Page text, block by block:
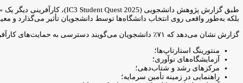
طبق گزارش پژوهش دانشجویی (IC3 Student Quest 2025)، کارآفرینی دیگر یک «فعالیت اضافی و دلخواه» نیست.
بلکه به‌طور واقعی روی انتخاب دانشگاه‌ها توسط دانشجویان تأثیر می‌گذارد
گزارش نشان می‌دهد که ۷۱٪ دانشجویان می‌گویند دسترسی به حمایت‌های کارآفرینی روی انتخاب دانشگاه‌شان تأثیر دارد. این حمایت‌ها شامل موارد زیر است:
منتورینگ استارتاپ‌ها؛
آزمایشگاه‌های نوآوری؛
مرکزهای رشد و شتاب‌دهی؛
راهنمایی در زمینه تأمین سرمایه؛